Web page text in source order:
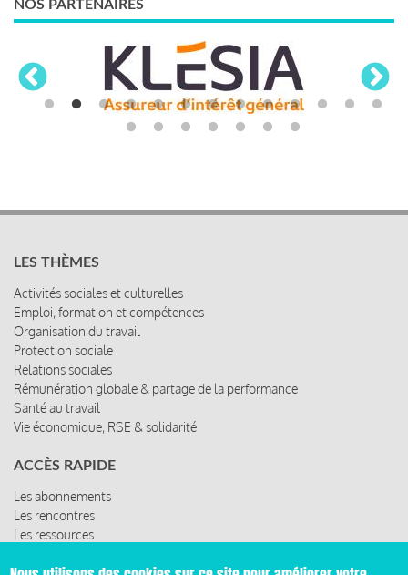
NOS PARTENAIRES
LES THÈMES
Activités sociales et culturelles
Emploi, formation et compétences
Organisation du travail
Protection sociale
Relations sociales
Rémunération globale & partage de la performance
Santé au travail
Vie économique, RSE & solidarité
ACCÈS RAPIDE
Les abonnements
Les rencontres
Les ressources